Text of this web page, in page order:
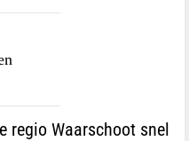
regio Waarschoot snel